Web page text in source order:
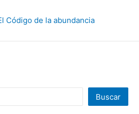
Código de la abundancia
Buscar